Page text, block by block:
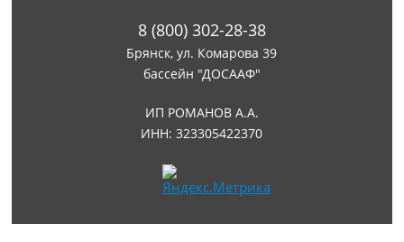
8 (800) 302-28-38
Брянск, ул. Комарова 39
бассейн "ДОСААФ"
ИП РОМАНОВ А.А.
ИНН: 323305422370